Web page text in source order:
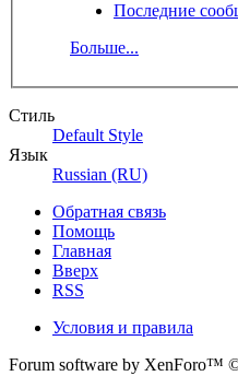
Последние
Больше...
Стиль
Default Style
Язык
Russian (RU)
Обратная связь
Помощь
Главная
Вверх
RSS
Условия и правила
Forum software by XenForo™